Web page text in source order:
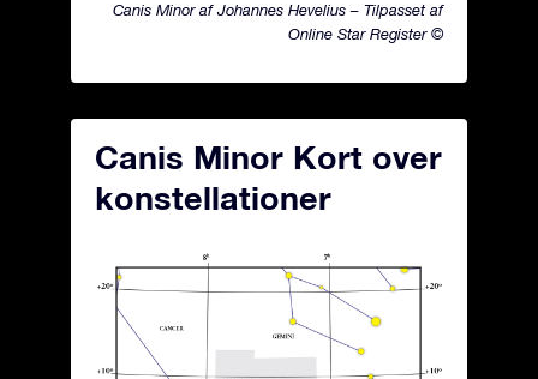
Canis Minor af Johannes Hevelius – Tilpasset af
Online Star Register ©
Canis Minor Kort over
konstellationer